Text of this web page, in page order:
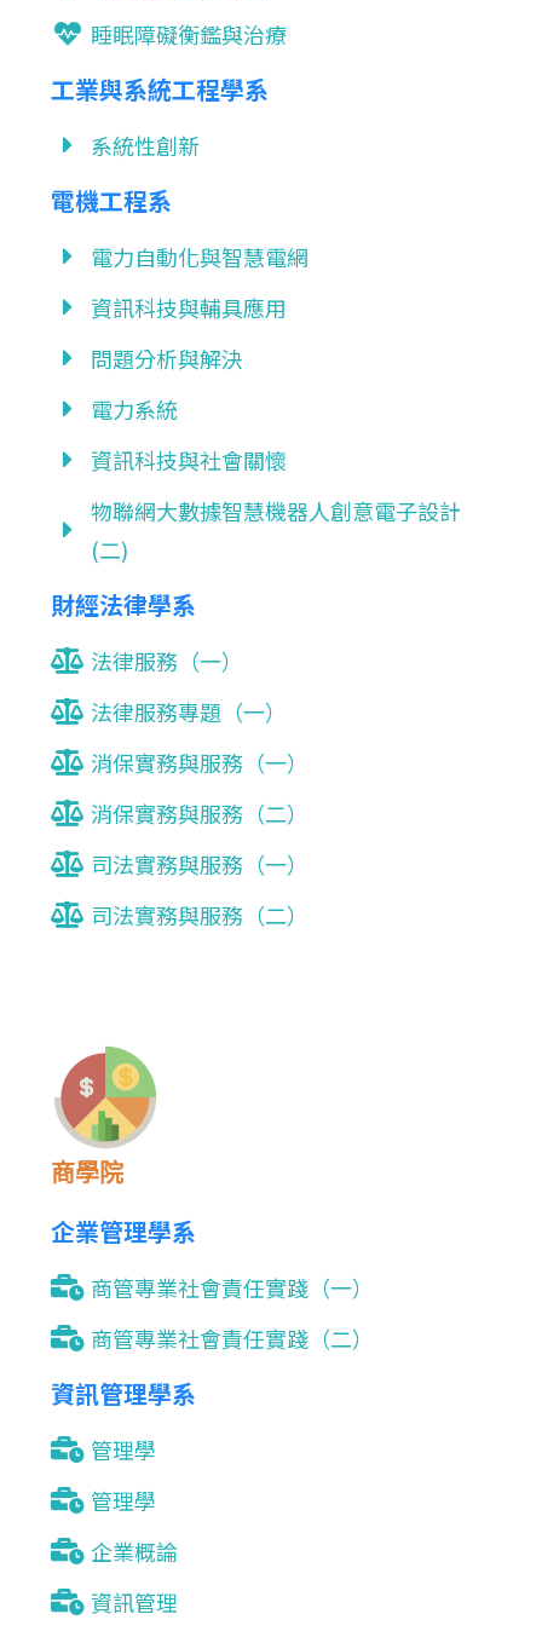
睡眠障礙衡鑑與治療
工業與系統工程學系
系統性創新
電機工程系
電力自動化與智慧電網
資訊科技與輔具應用
問題分析與解決
電力系統
資訊科技與社會關懷
物聯網大數據智慧機器人創意電子設計
(二)
財經法律學系
法律服務（一）
法律服務專題（一）
消保實務與服務（一）
消保實務與服務（二）
司法實務與服務（一）
司法實務與服務（二）
商學院
企業管理學系
商管專業社會責任實踐（一）
商管專業社會責任實踐（二）
資訊管理學系
管理學
管理學
企業概論
資訊管理